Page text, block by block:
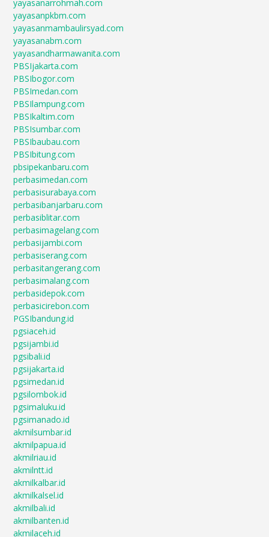
yayasanarrohmah.com
yayasanpkbm.com
yayasanmambaulirsyad.com
yayasanabm.com
yayasandharmawanita.com
PBSIjakarta.com
PBSIbogor.com
PBSImedan.com
PBSIlampung.com
PBSIkaltim.com
PBSIsumbar.com
PBSIbaubau.com
PBSIbitung.com
pbsipekanbaru.com
perbasimedan.com
perbasisurabaya.com
perbasibanjarbaru.com
perbasiblitar.com
perbasimagelang.com
perbasijambi.com
perbasiserang.com
perbasitangerang.com
perbasimalang.com
perbasidepok.com
perbasicirebon.com
PGSIbandung.id
pgsiaceh.id
pgsijambi.id
pgsibali.id
pgsijakarta.id
pgsimedan.id
pgsilombok.id
pgsimaluku.id
pgsimanado.id
akmilsumbar.id
akmilpapua.id
akmilriau.id
akmilntt.id
akmilkalbar.id
akmilkalsel.id
akmilbali.id
akmilbanten.id
akmilaceh.id